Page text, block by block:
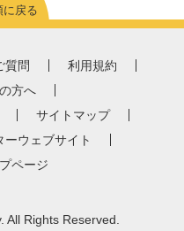
に戻る
質問
利用規約
方へ
サイトマップ
ーウェブサイト
ページ
All Rights Reserved.